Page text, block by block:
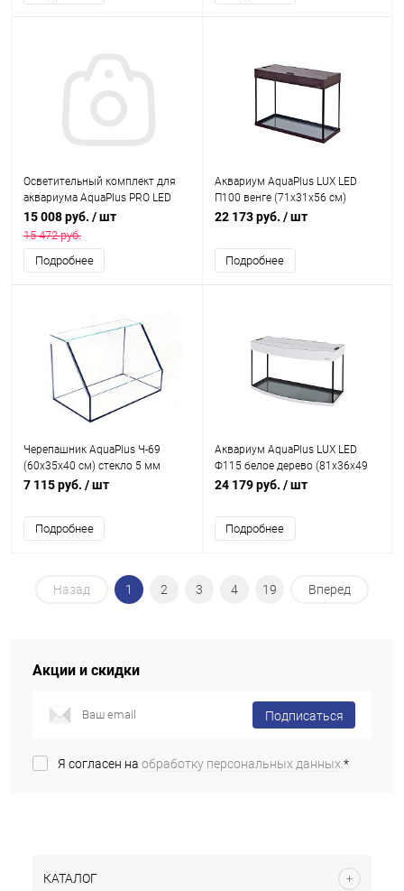
Осветительный комплект для
аквариума AquaPlus PRO LED
1250, с лампами LEDDY TUBE
Retro Fit Sunny 4х18 Вт
15 008 руб. / шт
15 472 руб.
Подробнее
Аквариум AquaPlus LUX LED
П100 венге (71х31х56 см)
стекло 6 мм, прямоугольный, 92
22 173 руб. / шт
Подробнее
Черепашник AquaPlus Ч-69
(60х35х40 см) стекло 5 мм
7 115 руб. / шт
Подробнее
Аквариум AquaPlus LUX LED
Ф115 белое дерево (81х36х49
см) стекло 6 мм, фигурный, 98
24 179 руб. / шт
Подробнее
Назад 1 2 3 4 19 Вперед
Акции и скидки
Подписаться
Я согласен на обработку персональных данных.*
КАТАЛОГ